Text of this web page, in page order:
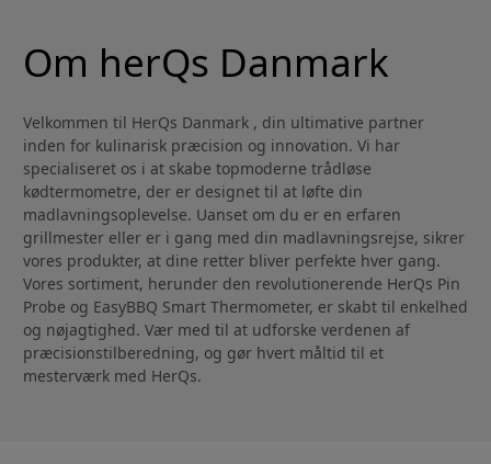
Om herQs Danmark
Velkommen til HerQs Danmark , din ultimative partner
inden for kulinarisk præcision og innovation. Vi har
specialiseret os i at skabe topmoderne trådløse
kødtermometre, der er designet til at løfte din
madlavningsoplevelse. Uanset om du er en erfaren
grillmester eller er i gang med din madlavningsrejse, sikrer
vores produkter, at dine retter bliver perfekte hver gang.
Vores sortiment, herunder den revolutionerende HerQs Pin
Probe og EasyBBQ Smart Thermometer, er skabt til enkelhed
og nøjagtighed. Vær med til at udforske verdenen af
præcisionstilberedning, og gør hvert måltid til et
mesterværk med HerQs.